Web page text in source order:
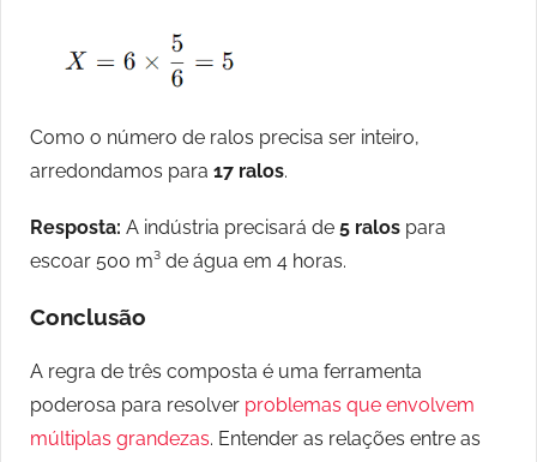
Como o número de ralos precisa ser inteiro,
arredondamos para 17 ralos.
Resposta: A indústria precisará de 5 ralos para
escoar 500 m³ de água em 4 horas.
Conclusão
A regra de três composta é uma ferramenta
poderosa para resolver problemas que envolvem
múltiplas grandezas. Entender as relações entre as